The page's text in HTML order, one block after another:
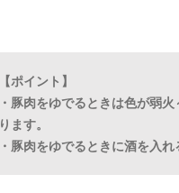
【ポイント】
・豚肉をゆでるときは色が弱
ります。
・豚肉をゆでるときに酒を入